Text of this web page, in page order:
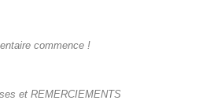
commence !
et REMERCIEMENTS